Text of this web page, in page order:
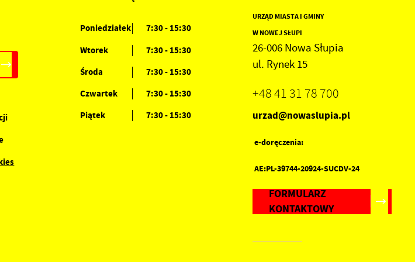
Poniedziałek
7:30 - 15:30
Wtorek
7:30 - 15:30
Środa
7:30 - 15:30
Czwartek
7:30 - 15:30
Piątek
7:30 - 15:30
URZĄD MIASTA I GMINY
W NOWEJ SŁUPI
26-006 Nowa Słupia
ul. Rynek 15
+48 41 31 78 700
urzad@nowaslupia.pl
e-doręczenia:
AE:PL-39744-20924-SUCDV-24
FORMULARZ
KONTAKTOWY
Ci naszych komunikatów na
oraz Twoich zwyczajów dotyczących
promocyjne mogą pojawić się na
w charakterze pośredników prezentujących
ofert, komunikatów mediów